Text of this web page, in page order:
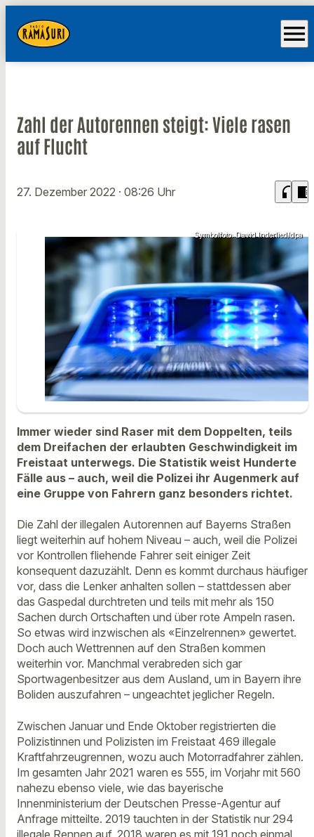
menu
Zahl der Autorennen steigt: Viele rasen
auf Flucht
27. Dezember 2022 · 08:26 Uhr headphones chrome_reader_mode
Symbolfoto: David Inderlied/dpa
Immer wieder sind Raser mit dem Doppelten, teils
dem Dreifachen der erlaubten Geschwindigkeit im
Freistaat unterwegs. Die Statistik weist Hunderte
Fälle aus – auch, weil die Polizei ihr Augenmerk auf
eine Gruppe von Fahrern ganz besonders richtet.
Die Zahl der illegalen Autorennen auf Bayerns Straßen
liegt weiterhin auf hohem Niveau – auch, weil die Polizei
vor Kontrollen fliehende Fahrer seit einiger Zeit
konsequent dazuzählt. Denn es kommt durchaus häufiger
vor, dass die Lenker anhalten sollen – stattdessen aber
das Gaspedal durchtreten und teils mit mehr als 150
Sachen durch Ortschaften und über rote Ampeln rasen.
So etwas wird inzwischen als «Einzelrennen» gewertet.
Doch auch Wettrennen auf den Straßen kommen
weiterhin vor. Manchmal verabreden sich gar
Sportwagenbesitzer aus dem Ausland, um in Bayern ihre
Boliden auszufahren – ungeachtet jeglicher Regeln.
Zwischen Januar und Ende Oktober registrierten die
Polizistinnen und Polizisten im Freistaat 469 illegale
Kraftfahrzeugrennen, wozu auch Motorradfahrer zählen.
Im gesamten Jahr 2021 waren es 555, im Vorjahr mit 560
nahezu ebenso viele, wie das bayerische
Innenministerium der Deutschen Presse-Agentur auf
Anfrage mitteilte. 2019 tauchten in der Statistik nur 294
illegale Rennen auf, 2018 waren es mit 191 noch einmal